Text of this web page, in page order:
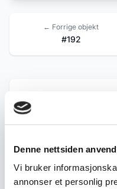
Denne nettsiden
Vi bruker
annonser et personlig
← Forrige objekt
#192
Beskrivelse
innvendig holder for
bærehank på toppen.